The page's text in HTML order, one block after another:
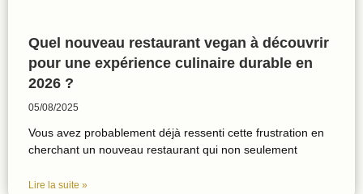
Quel nouveau restaurant vegan à découvrir
pour une expérience culinaire durable en
2026 ?
05/08/2025
Vous avez probablement déjà ressenti cette frustration en
cherchant un nouveau restaurant qui non seulement
Lire la suite »